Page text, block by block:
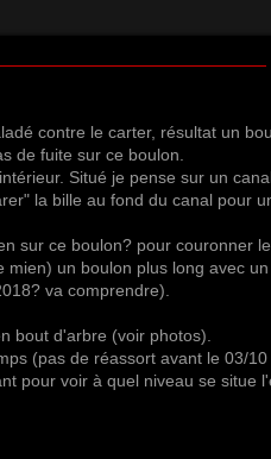
contre le carter, résultat un
de fuite sur ce boulon.
Situé je pense sur un
la bille au fond du canal pour
sur ce boulon? pour couronner
un boulon plus long avec
va comprendre).
bout d'arbre (voir photos).
(pas de réassort avant le 03/10
pour voir à quel niveau se situe